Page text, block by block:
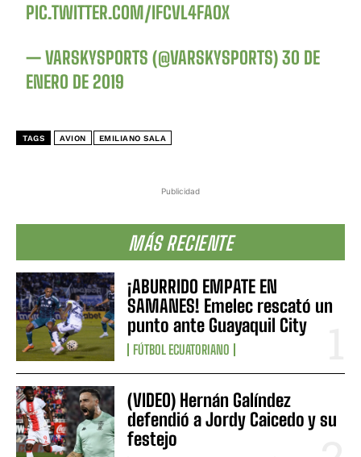
Publicidad
MÁS RECIENTE
¡ABURRIDO EMPATE EN
SAMANES! Emelec rescató un
punto ante Guayaquil City
FÚTBOL ECUATORIANO
(VIDEO) Hernán Galíndez
defendió a Jordy Caicedo y su
festejo
PIC.TWITTER.COM/IFCVL4FAOX
— VARSKYSPORTS (@VARSKYSPORTS)30 DE
ENERO DE 2019
TAGS AVION EMILIANO SALA